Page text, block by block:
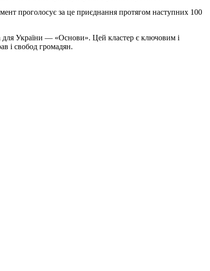
проголосує за це приєднання протягом наступних 100
для України — «Основи». Цей кластер є ключовим і
і свобод громадян.